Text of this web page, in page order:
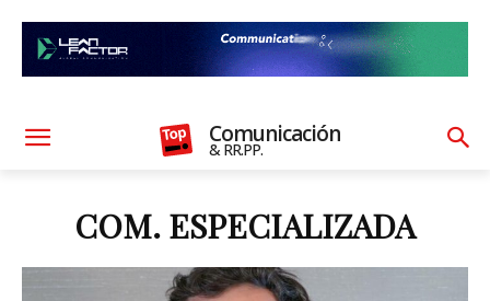
Comunicación
& RR.PP.
COM. ESPECIALIZADA